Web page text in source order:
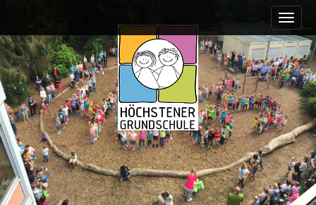
i
n
m
e
n
u
i
p
t
o
c
o
n
t
e
n
t